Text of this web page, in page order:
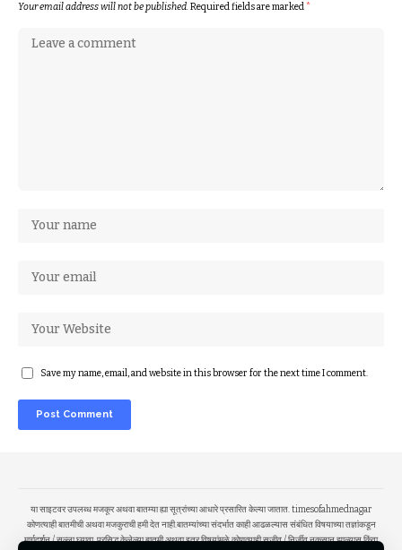
Your email address will not be published.Required fields are marked*
Save my name, email, and website in this browser for the next time I comment.
या साइटवर उपलब्ध मजकूर अथवा बातम्या ह्या सूत्रांच्या आधारे प्रसारित केल्या जातात. timesofahmednagar
कोणत्याही बातमीची अथवा मजकुराची हमी देत नाही.बातम्यांच्या संदर्भात काही आढळल्यास संबंधित विषयाच्या तज्ञांकडून
मार्गदर्शन / सल्ला घ्यावा. प्रसिद्ध केलेल्या बातमी अथवा इतर विषयांमुळे कोणत्याही सजीव / निर्जीव नुकसान झाल्यास किंवा